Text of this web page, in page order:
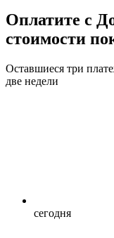
Оплатите с
стоимости
Оставшиеся три
две недели
сегодня